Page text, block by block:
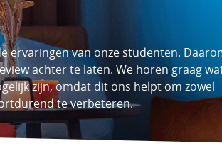
ervaringen van onze studenten.
achter te laten. We horen graag
zijn, omdat dit ons helpt om zowel
te verbeteren.